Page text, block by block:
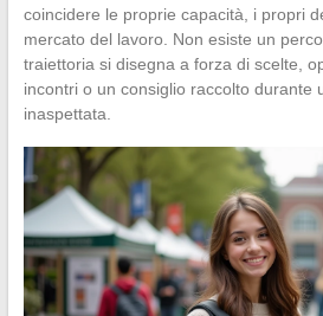
coincidere le proprie capacità, i propri
mercato del lavoro. Non esiste un
traiettoria si disegna a forza di scelte,
incontri o un consiglio raccolto durante
inaspettata.